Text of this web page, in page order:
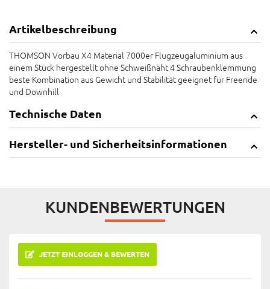
Artikelbeschreibung
THOMSON Vorbau X4 Material 7000er Flugzeugaluminium aus
einem Stück hergestellt ohne Schweißnäht 4 Schraubenklemmung
beste Kombination aus Gewicht und Stabilität geeignet für Freeride
und Downhill
Technische Daten
Hersteller- und Sicherheitsinformationen
KUNDENBEWERTUNGEN
JETZT EINLOGGEN & BEWERTEN